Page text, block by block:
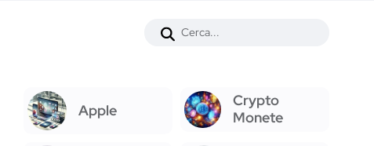
Apple
Crypto
Monete